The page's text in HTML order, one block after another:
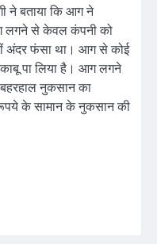
ने बताया कि आग ने
लगने से केवल कंपनी को
अंदर फंसा था। आग से कोई
पा लिया है। आग लगने
नुकसान का
के सामान के नुकसान की